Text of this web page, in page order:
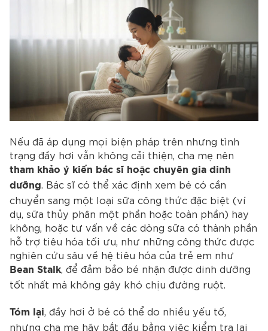
Nếu đã áp dụng mọi biện pháp trên nhưng tình
trạng đầy hơi vẫn không cải thiện, cha mẹ nên
tham khảo ý kiến bác sĩ hoặc chuyên gia dinh
dưỡng
. Bác sĩ có thể xác định xem bé có cần
chuyển sang một loại sữa công thức đặc biệt (ví
dụ, sữa thủy phân một phần hoặc toàn phần) hay
không, hoặc tư vấn về các dòng sữa có thành phần
hỗ trợ tiêu hóa tối ưu, như những công thức được
nghiên cứu sâu về hệ tiêu hóa của trẻ em như
Bean Stalk, để đảm bảo bé nhận được dinh dưỡng
tốt nhất mà không gây khó chịu đường ruột.
Tóm lại , đầy hơi ở bé có thể do nhiều yếu tố,
nhưng cha mẹ hãy bắt đầu bằng việc kiểm tra lại